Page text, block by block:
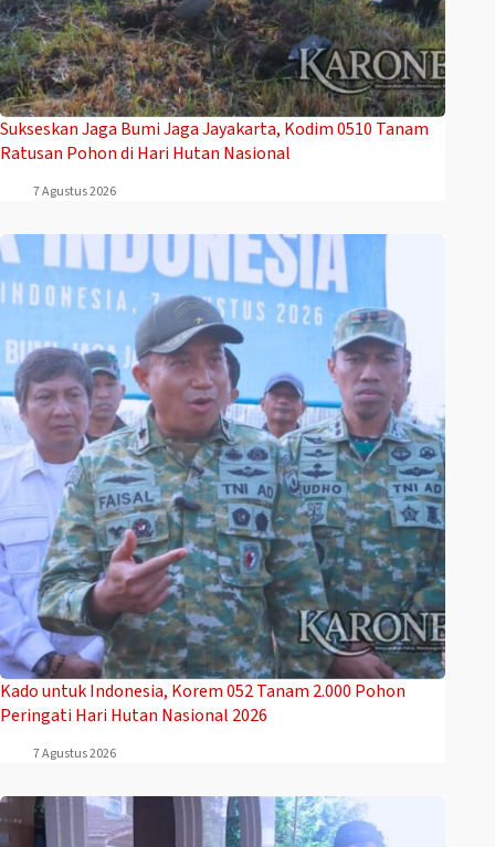
Sukseskan Jaga Bumi Jaga Jayakarta, Kodim 0510 Tanam
Ratusan Pohon di Hari Hutan Nasional
7 Agustus 2026
Kado untuk Indonesia, Korem 052 Tanam 2.000 Pohon
Peringati Hari Hutan Nasional 2026
7 Agustus 2026